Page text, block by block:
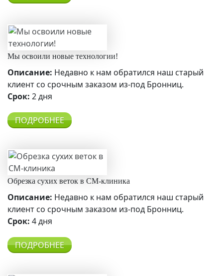
Мы освоили новые технологии!
Описание: Недавно к нам обратился наш старый
клиент со срочным заказом из-под Бронниц.
Срок: 2 дня
ПОДРОБНЕЕ
Обрезка сухих веток в СМ-клиника
Описание: Недавно к нам обратился наш старый
клиент со срочным заказом из-под Бронниц.
Срок: 4 дня
ПОДРОБНЕЕ